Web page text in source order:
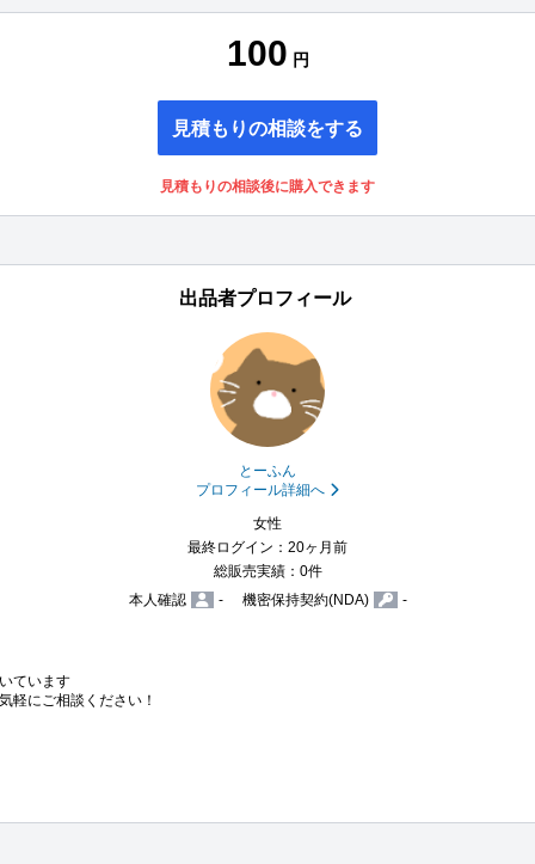
100 円
見積もりの相談をする
見積もりの相談後に購入できます
出品者プロフィール
とーふん
プロフィール詳細へ
女性
最終ログイン：20ヶ月前
総販売実績：0件
本人確認
- 機密保持契約(NDA) -
ています
軽にご相談ください！